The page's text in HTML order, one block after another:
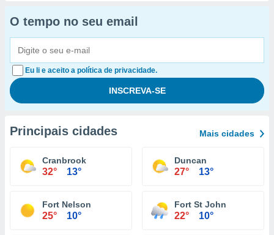
O tempo no seu email
Eu li e aceito a política de privacidade.
Principais cidades Mais cidades
Cranbrook
32° 13°
Duncan
27° 13°
Fort Nelson
25° 10°
Fort St John
22° 10°